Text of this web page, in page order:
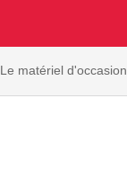
Le matériel d'occasion